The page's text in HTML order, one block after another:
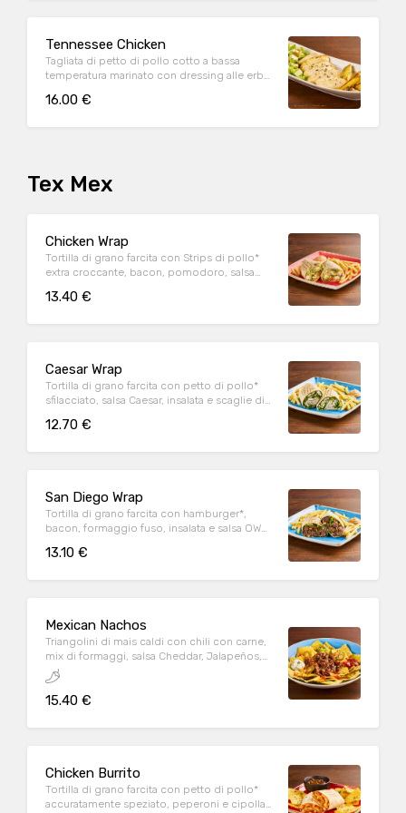
Tennessee Chicken
Tagliata di petto di pollo cotto a bassa
temperatura marinato con dressing alle erbe,
patate al forno
16.00 €
Tex Mex
Chicken Wrap
Tortilla di grano farcita con Strips di pollo*
extra croccante, bacon, pomodoro, salsa
patate* Fries e salsa OWW
13.40 €
Caesar Wrap
Tortilla di grano farcita con petto di pollo*
sfilacciato, salsa Caesar, insalata e scaglie di
patate* Fries e salsa OWW
12.70 €
San Diego Wrap
Tortilla di grano farcita con hamburger*,
bacon, formaggio fuso, insalata e salsa OWW,
13.10 €
Mexican Nachos
Triangolini di mais caldi con chili con carne,
mix di formaggi, salsa Cheddar, Jalapeños,
pomodoro e prezzemolo fresco, serviti con
mix di salse (Guacamole, Messicana e sauce
Cream)
15.40 €
Chicken Burrito
Tortilla di grano farcita con petto di pollo*
accuratamente speziato, peperoni e cipolla